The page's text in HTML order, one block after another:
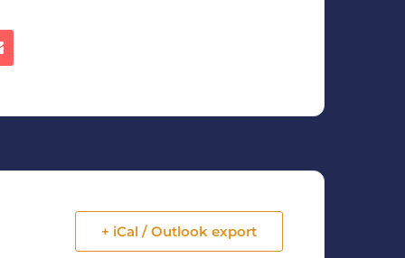
+ iCal / Outlook export